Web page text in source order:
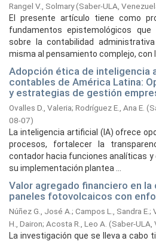
Rangel V., Solmary(Saber-ULA,
El presente artículo tiene como
fundamentos epistemológicos
sobre la contabilidad
misma al pensamiento complejo, con la
Adopción ética de inteligencia
contables de América Latina:
y estrategias de gestión
Ovalles D., Valeria; Rodríguez E., Ana E. (
08-07)
La inteligencia artificial (IA) ofrece
procesos, fortalecer la
contador hacia funciones analíticas
su implementación plantea ...
Valor agregado financiero en la
paneles fotovolcaicos con
Núñez G., José A. ; Campos L., Sandra E.;
H., Dairon; Acosta R., Leo A. (Saber-ULA,
La investigación que se lleva a cabo